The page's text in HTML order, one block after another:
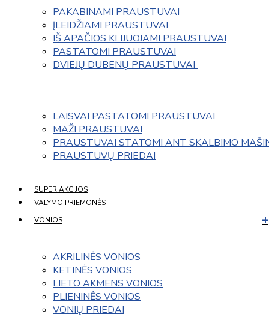
PAKABINAMI PRAUSTUVAI
ĮLEIDŽIAMI PRAUSTUVAI
IŠ APAČIOS KLIJUOJAMI PRAUSTUVAI
PASTATOMI PRAUSTUVAI
DVIEJŲ DUBENŲ PRAUSTUVAI
LAISVAI PASTATOMI PRAUSTUVAI
MAŽI PRAUSTUVAI
PRAUSTUVAI STATOMI ANT SKALBIMO
PRAUSTUVŲ PRIEDAI
SUPER AKCIJOS
VALYMO PRIEMONĖS
VONIOS
AKRILINĖS VONIOS
KETINĖS VONIOS
LIETO AKMENS VONIOS
PLIENINĖS VONIOS
VONIŲ PRIEDAI